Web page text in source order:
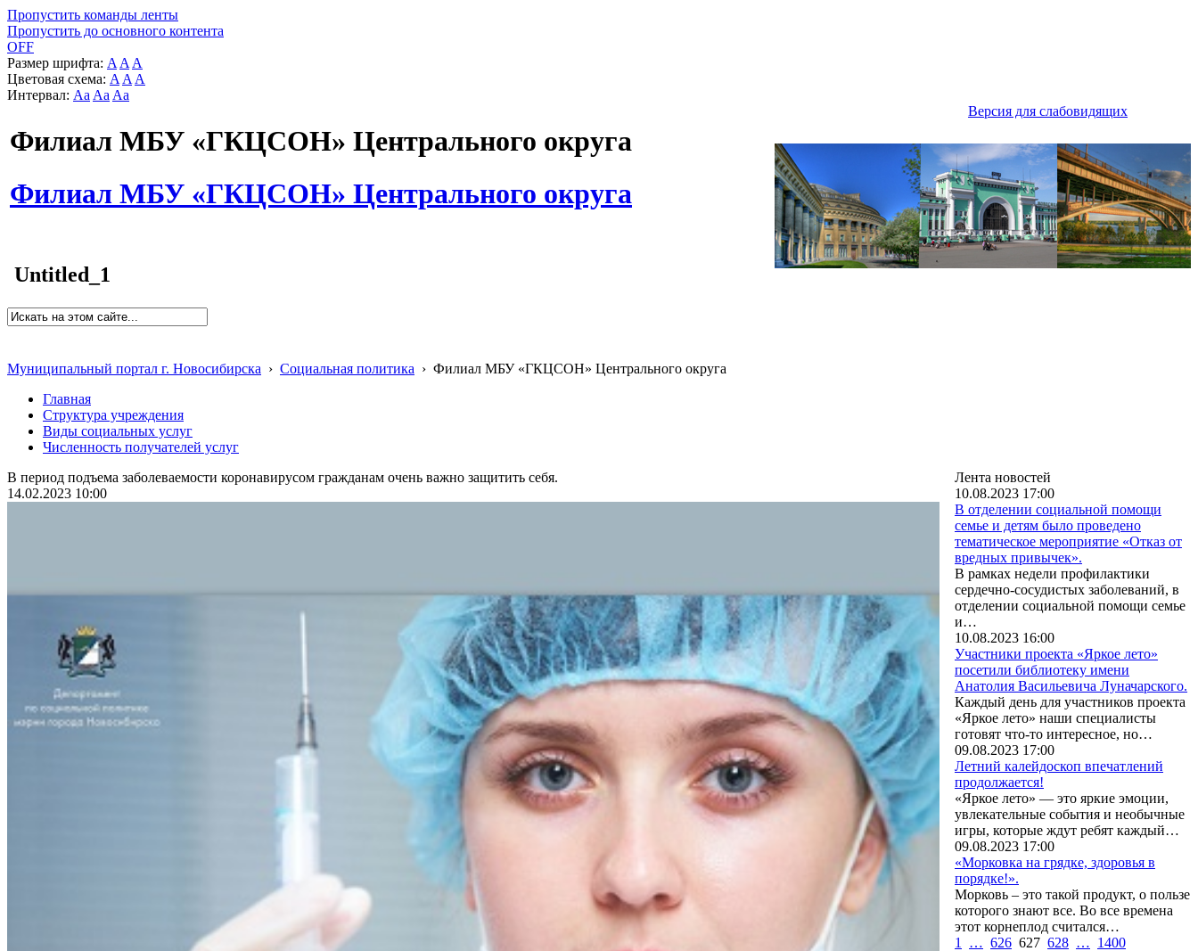
Пропустить команды ленты
Пропустить до основного контента
OFF
Размер шрифта: A A A
Цветовая схема: A A A
Интервал: Aa Aa Aa
Версия для слабовидящих
Филиал МБУ «ГКЦСОН» Центрального округа
Филиал МБУ «ГКЦСОН» Центрального округа
Untitled_1
Муниципальный портал г. Новосибирска › Социальная политика › Филиал МБУ «ГКЦСОН» Центрального округа
Главная
Структура учреждения
Виды социальных услуг
Численность получателей услуг
В период подъема заболеваемости коронавирусом гражданам очень важно защитить себя.
14.02.2023 10:00
Лента новостей
10.08.2023 17:00
В отделении социальной помощи
семье и детям было проведено
тематическое мероприятие «Отказ от
вредных привычек».
В рамках недели профилактики
сердечно-сосудистых заболеваний, в
отделении социальной помощи семье
и…
10.08.2023 16:00
Участники проекта «Яркое лето»
посетили библиотеку имени
Анатолия Васильевича Луначарского.
Каждый день для участников проекта
«Яркое лето» наши специалисты
готовят что-то интересное, но…
09.08.2023 17:00
Летний калейдоскоп впечатлений
продолжается!
«Яркое лето» — это яркие эмоции,
увлекательные события и необычные
игры, которые ждут ребят каждый…
09.08.2023 17:00
«Морковка на грядке, здоровья в
порядке!».
Морковь – это такой продукт, о пользе
которого знают все. Во все времена
этот корнеплод считался…
1
… 626 627 628 … 1400